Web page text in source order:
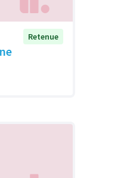
Retenue